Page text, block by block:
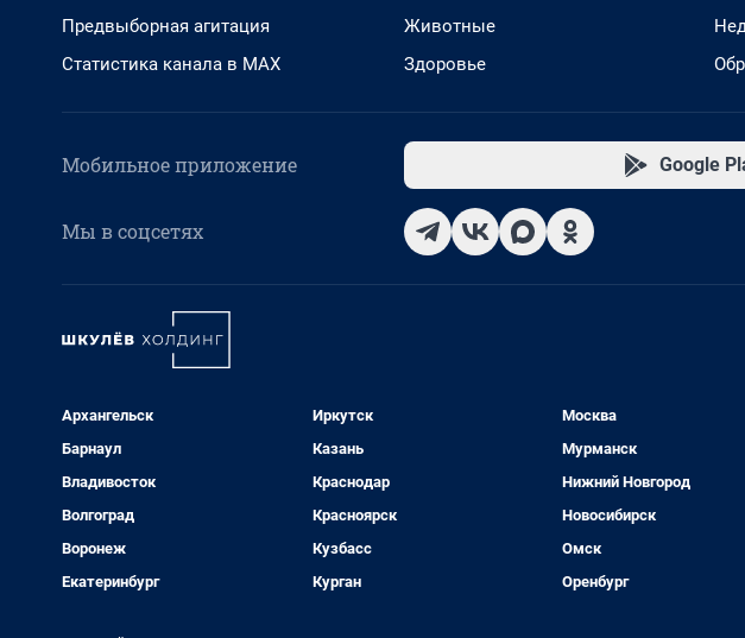
Предвыборная агитация
Статистика канала в MAX
Животные
Здоровье
Мобильное приложение Google
Мы в соцсетях
Архангельск
Барнаул
Владивосток
Волгоград
Воронеж
Екатеринбург
Иркутск
Казань
Краснодар
Красноярск
Кузбасс
Курган
Москва
Мурманск
Нижний Новгород
Новосибирск
Омск
Оренбург